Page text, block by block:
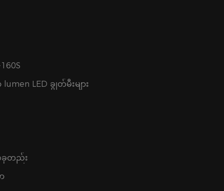
lumen LED ချွတ်မီးများ
ခုတည်း